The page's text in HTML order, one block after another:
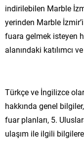
indirilebilen Marble
yerinden Marble
fuara gelmek isteyen
alanındaki katılımcı
Türkçe ve İngilizce
hakkında genel
fuar planları, 5.
ulaşım ile ilgili